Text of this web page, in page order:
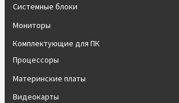
Системные блоки
Мониторы
Комплектующие для ПК
Процессоры
Материнские платы
Видеокарты